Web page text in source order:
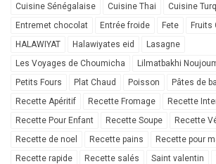
Cuisine Sénégalaise
Cuisine Thai Cuisine
Entremet chocolat
Entrée froide Fete Fruits
HALAWIYAT
Halawiyates eid
Lasagne
Les Voyages de Choumicha
Lilmatbakhi
Petits Fours
Plat Chaud Poisson Pâtes de
Recette Apéritif
Recette Fromage
Recette
Recette Pour Enfant
Recette Soupe
Recette
Recette de noel
Recette pains
Recette pour
Recette rapide
Recette salés Saint valentin